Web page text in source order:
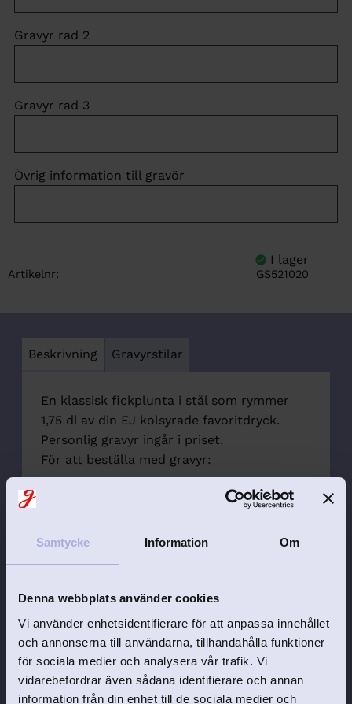
Samtycke Information Om
Denna webbplats använder cookies
Vi använder enhetsidentifierare för att anpassa innehållet
och annonserna till användarna, tillhandahålla funktioner
för sociala medier och analysera vår trafik. Vi
vidarebefordrar även sådana identifierare och annan
information från din enhet till de sociala medier och
Gravyr rad 2
Gravyr rad 3
Övrig information till gravör
Artikelnr GS521020
Beskrivning Gravyrstilar
En klassisk fickplunta i stål som rymmer
1,75 dl av din EJ kolsyrade favoritdryck.
Personlig gravyr ingår i priset.
För att beställa med gravyr:
Skriv önskad gravyrstil i första
textrutan. RAK eller KURSIV stil
Önskas text på endast 1 eller två rader
Om inget annat anges så placeras
gravyren centrerat på pluntans
framsida. Finns det önskemål om
annan placering så kan detta
meddelas i rutan "Övrig information till